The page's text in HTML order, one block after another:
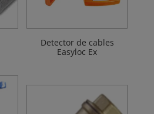
Detector de cables
Easyloc Ex